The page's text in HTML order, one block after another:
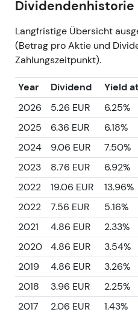
Dividendenhistorie
Langfristige Übersicht
(Betrag pro Aktie und
Zahlungszeitpunkt).
Year Dividend Yield
2026
5.26 EUR 6.25%
2025
6.36 EUR
6.18%
2024
9.06 EUR
7.50%
2023
8.76 EUR
6.92%
2022
19.06 EUR
13.96%
2022
7.56 EUR
5.16%
2021
4.86 EUR
2.33%
2020
4.86 EUR
3.54%
2019
4.86 EUR
3.26%
2018
3.96 EUR
2.25%
2017
2.06 EUR
1.43%